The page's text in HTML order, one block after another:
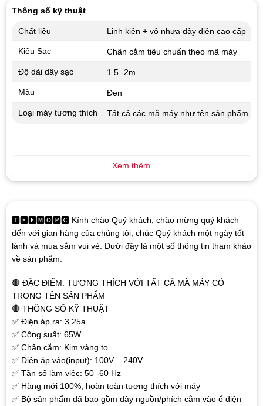
🆃🅴🅴🅼🅾🅿🅲 Kính chào Quý khách, chào mừng quý khách
đến với gian hàng của chúng tôi, chúc Quý khách một ngày tốt
lành và mua sắm vui vẻ. Dưới đây là một số thông tin tham khảo
về sản phẩm.
🔴 ĐẶC ĐIỂM: TƯƠNG THÍCH VỚI TẤT CẢ MÃ MÁY CÓ
TRONG TÊN SẢN PHẨM
🔴 THÔNG SỐ KỸ THUẬT
✅ Điện áp ra: 3.25a
✅ Công suất: 65W
✅ Chân cắm: Kim vàng to
✅ Điện áp vào(input): 100V – 240V
✅ Tần số làm việc: 50 -60 Hz
✅ Hàng mới 100%, hoàn toàn tương thích với máy
✅ Bộ sản phẩm đã bao gồm dây nguồn/phích cắm vào ổ điện
Thông số kỹ thuật
Chất liệu Linh kiện + vỏ nhựa dây điện cao cấp
Kiểu Sạc Chân cắm tiêu chuẩn theo mã máy
Độ dài dây sạc 1.5 -2m
Màu Đen
Loại máy tương thích Tất cả các mã máy như tên sản phẩm
Xem thêm